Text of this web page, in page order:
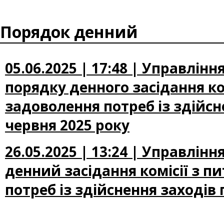
Порядок денний
05.06.2025 | 17:48 |
порядку денного засідання
задоволення потреб із
червня 2025 року
26.05.2025 | 13:24 |
денний засідання комісії з
потреб із здійснення